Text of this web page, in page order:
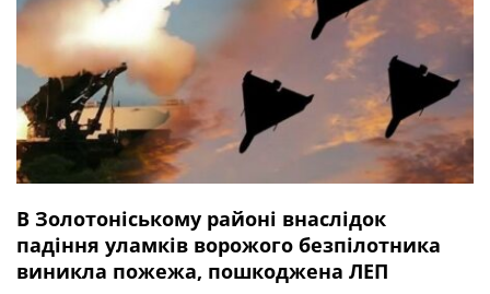
В Золотоніському районі внаслідок
падіння уламків ворожого безпілотника
виникла пожежа, пошкоджена ЛЕП